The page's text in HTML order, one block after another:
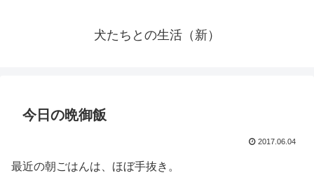
犬たちとの生活（新）
今日の晩御飯
2017.06.04
最近の朝ごはんは、ほぼ手抜き。